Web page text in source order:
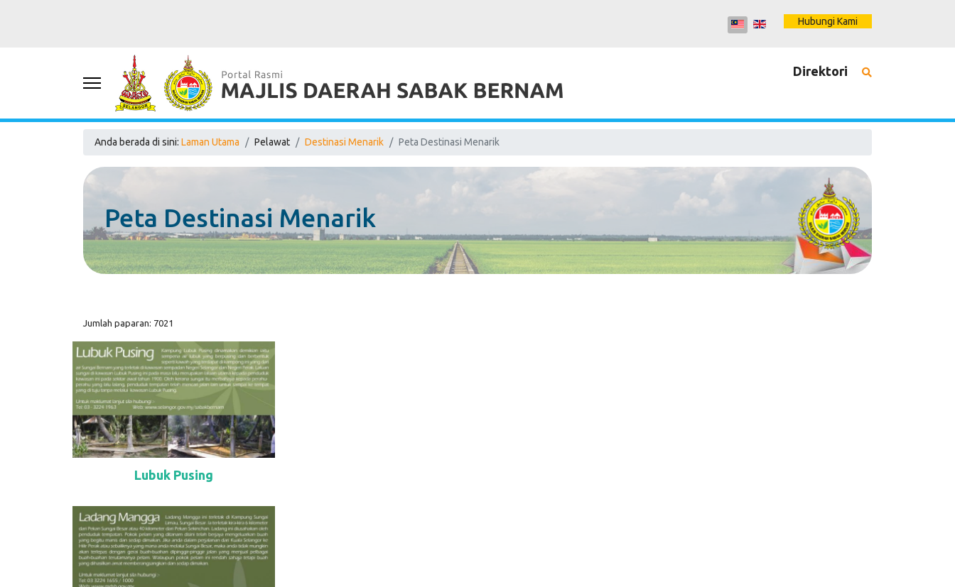
Hubungi Kami
Direktori
Anda berada di sini: Laman Utama Pelawat Destinasi Menarik Peta Destinasi Menarik
Peta Destinasi Menarik
Jumlah paparan: 7021
Lubuk Pusing